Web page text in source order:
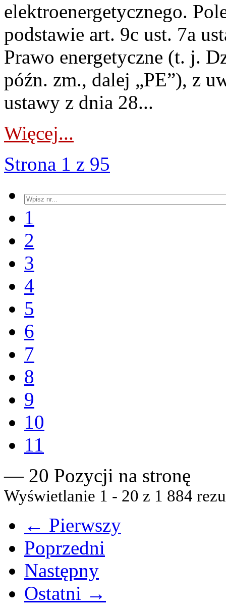
elektroenergetycznego.
podstawie art. 9c ust. 7a
Prawo energetyczne (t. j.
późn. zm., dalej „PE”), z
ustawy z dnia 28...
Więcej...
Strona 1 z 95
1
2
3
4
5
6
7
8
9
10
11
— 20 Pozycji na stronę
Wyświetlanie 1 - 20 z 1 884
← Pierwszy
Poprzedni
Następny
Ostatni →